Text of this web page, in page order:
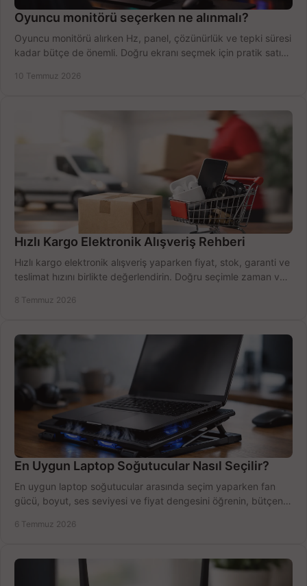
Oyuncu monitörü seçerken ne alınmalı?
Oyuncu monitörü alırken Hz, panel, çözünürlük ve tepki süresi
kadar bütçe de önemli. Doğru ekranı seçmek için pratik satın
10 Temmuz 2026
Hızlı Kargo Elektronik Alışveriş Rehberi
Hızlı kargo elektronik alışveriş yaparken fiyat, stok, garanti ve
teslimat hızını birlikte değerlendirin. Doğru seçimle zaman ve
8 Temmuz 2026
En Uygun Laptop Soğutucular Nasıl Seçilir?
En uygun laptop soğutucular arasında seçim yaparken fan
gücü, boyut, ses seviyesi ve fiyat dengesini öğrenin, bütçenizi
6 Temmuz 2026